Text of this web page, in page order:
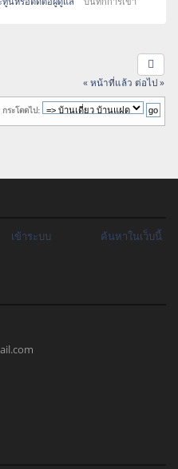
« หน้าที่แล้ว ต่อไป »
กระโดดไป:
เข้าระบบ
ค้นหาในเว็บนี้